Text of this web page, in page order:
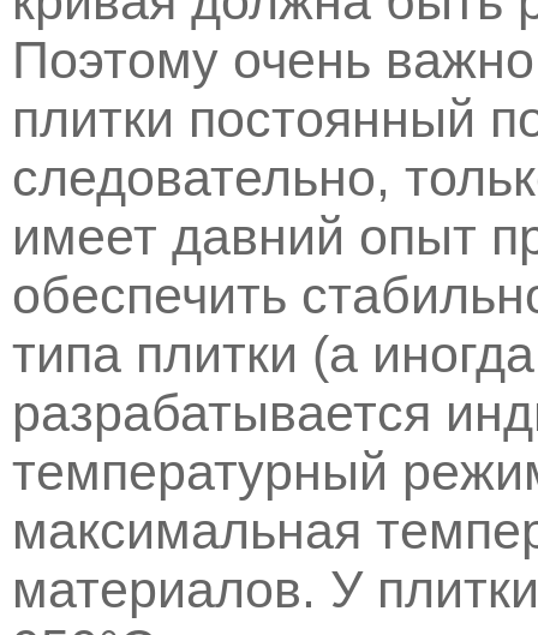
Поэтому очень
плитки постоянный
следовательно,
имеет давний опыт
обеспечить
типа плитки (а
разрабатывается
температурный
максимальная
материалов. У